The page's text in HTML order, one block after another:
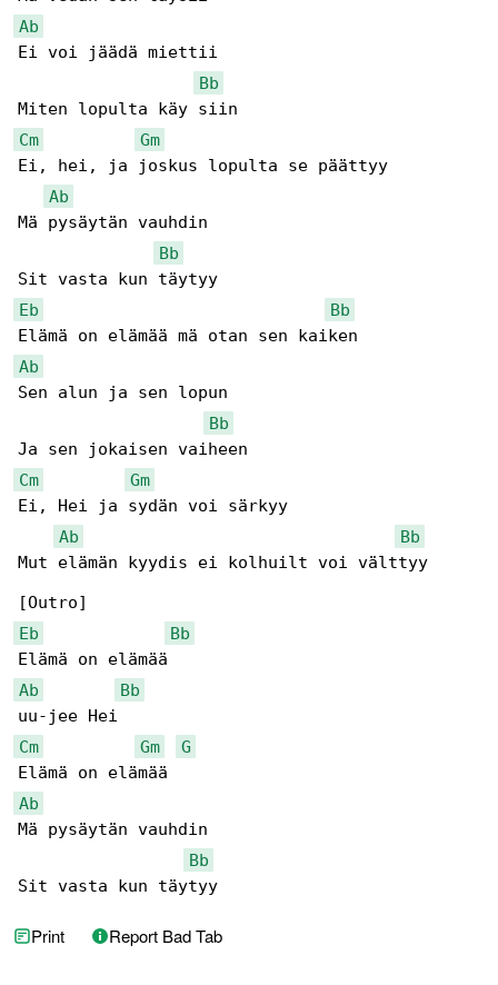
Ab
Ei voi jäädä miettii
Bb
Cm
Gm
Ei, hei, ja joskus lopulta se päättyy
Ab
Mä pysäytän vauhdin
Bb
Eb
Bb
Ab
Sen alun ja sen lopun
Bb
Cm
Gm
Ei, Hei ja sydän voi särkyy
Ab
Bb
Mut elämän kyydis ei kolhuilt voi välttyy
Eb
Bb
Ab
Bb
Cm
Gm
G
Ab
Mä pysäytän vauhdin
Bb
Sit vasta kun täytyy
Print Report Bad Tab